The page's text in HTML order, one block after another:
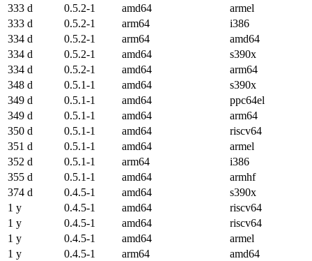
333 d
0.5.2-1 amd64
armel
333 d
0.5.2-1 arm64
i386
334 d
0.5.2-1 arm64
amd64
334 d
0.5.2-1 amd64
s390x
334 d
0.5.2-1 amd64
arm64
348 d
0.5.1-1 amd64
s390x
349 d
0.5.1-1 amd64
ppc64el
349 d
0.5.1-1 amd64
arm64
350 d
0.5.1-1 amd64
riscv64
351 d
0.5.1-1 amd64
armel
352 d
0.5.1-1 arm64
i386
355 d
0.5.1-1 amd64
armhf
374 d
0.4.5-1 amd64
s390x
1 y
0.4.5-1 amd64
riscv64
1 y
0.4.5-1 amd64
riscv64
1 y
0.4.5-1 amd64
armel
1 y
0.4.5-1 arm64
amd64